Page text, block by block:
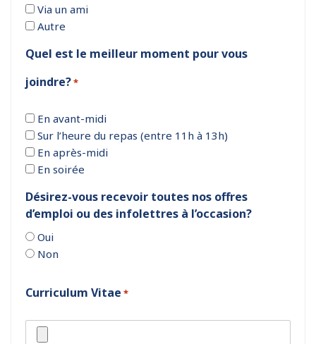
Via un ami
Autre
Quel est le meilleur moment pour vous
joindre?*
En avant-midi
Sur l’heure du repas (entre 11h à 13h)
En après-midi
En soirée
Désirez-vous recevoir toutes nos offres
d’emploi ou des infolettres à l’occasion?
Oui
Non
Curriculum Vitae *